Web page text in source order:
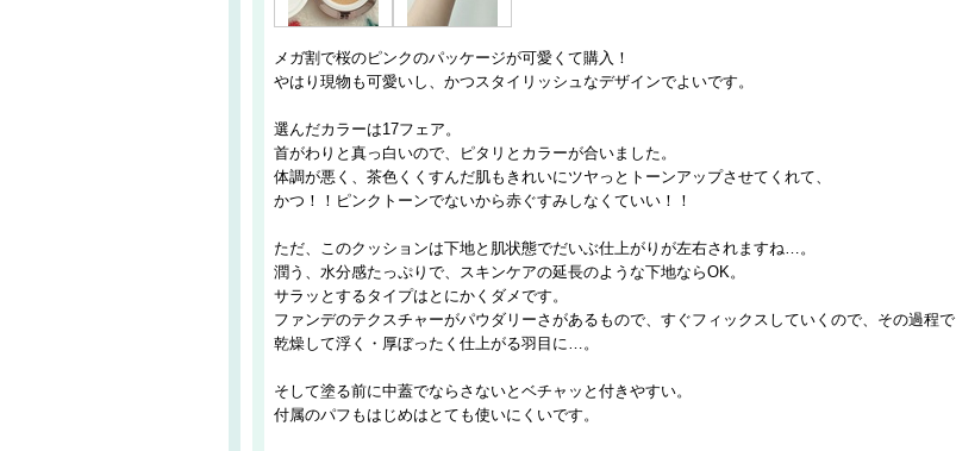
メガ割で桜のピンクのパッケージが可愛くて購入！
やはり現物も可愛いし、かつスタイリッシュなデザインでよいです。
選んだカラーは17フェア。
首がわりと真っ白いので、ピタリとカラーが合いました。
体調が悪く、茶色くくすんだ肌もきれいにツヤっとトーンアップさせてくれて、
かつ！！ピンクトーンでないから赤ぐすみしなくていい！！
ただ、このクッションは下地と肌状態でだいぶ仕上がりが左右されますね…。
潤う、水分感たっぷりで、スキンケアの延長のような下地ならOK。
サラッとするタイプはとにかくダメです。
ファンデのテクスチャーがパウダリーさがあるもので、すぐフィックスしていくので、その過程で
乾燥して浮く・厚ぼったく仕上がる羽目に…。
そして塗る前に中蓋でならさないとベチャッと付きやすい。
付属のパフもはじめはとても使いにくいです。